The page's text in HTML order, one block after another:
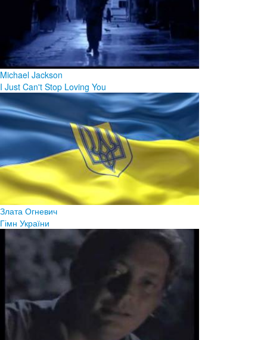
Michael Jackson
I Just Can't Stop Loving You
Злата Огневич
Гімн України